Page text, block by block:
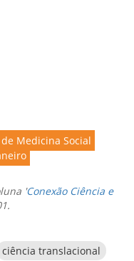
Medicina Social
' Conexão Ciência e
ciência translacional